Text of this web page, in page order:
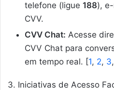
telefone (ligue 188),
CVV.
CVV Chat: Acesse
CVV Chat para
em tempo real. [1, 2, 3,
3. Iniciativas de Acesso